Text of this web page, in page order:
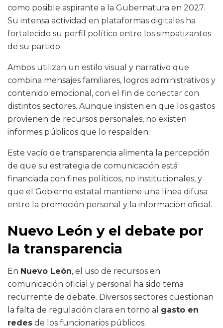
como posible aspirante a la Gubernatura en 2027.
Su intensa actividad en plataformas digitales ha
fortalecido su perfil político entre los simpatizantes
de su partido.
Ambos utilizan un estilo visual y narrativo que
combina mensajes familiares, logros administrativos y
contenido emocional, con el fin de conectar con
distintos sectores. Aunque insisten en que los gastos
provienen de recursos personales, no existen
informes públicos que lo respalden.
Este vacío de transparencia alimenta la percepción
de que su estrategia de comunicación está
financiada con fines políticos, no institucionales, y
que el Gobierno estatal mantiene una línea difusa
entre la promoción personal y la información oficial.
Nuevo León y el debate por
la transparencia
En Nuevo León, el uso de recursos en
comunicación oficial y personal ha sido tema
recurrente de debate. Diversos sectores cuestionan
la falta de regulación clara en torno al gasto en
redes de los funcionarios públicos.